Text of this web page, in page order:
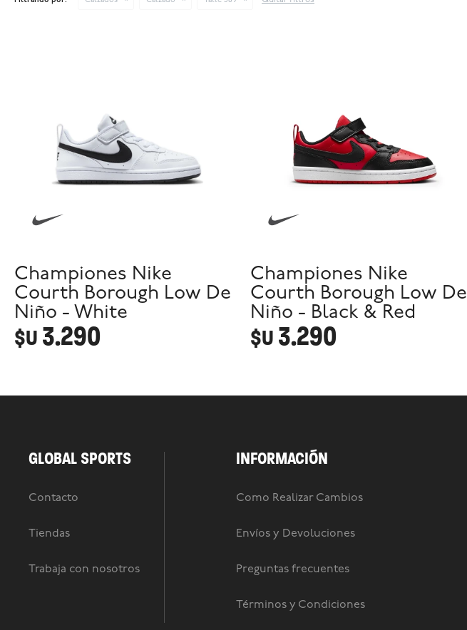
Championes Nike
Courth Borough Low De
Niño - White
$U 3.290
Championes Nike
Courth Borough Low De
Niño - Black & Red
$U 3.290
GLOBAL SPORTS
Contacto
Tiendas
Trabaja con nosotros
INFORMACIÓN
Como Realizar Cambios
Envíos y Devoluciones
Preguntas frecuentes
Términos y Condiciones